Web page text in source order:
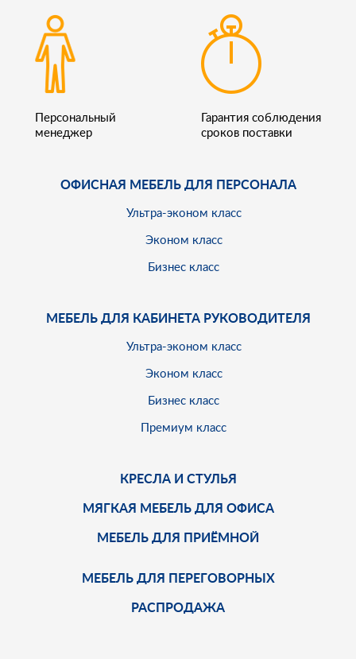
Персональный
менеджер
Гарантия соблюдения
сроков поставки
ОФИСНАЯ МЕБЕЛЬ ДЛЯ ПЕРСОНАЛА
Ультра-эконом класс
Эконом класс
Бизнес класс
МЕБЕЛЬ ДЛЯ КАБИНЕТА РУКОВОДИТЕЛЯ
Ультра-эконом класс
Эконом класс
Бизнес класс
Премиум класс
КРЕСЛА И СТУЛЬЯ
МЯГКАЯ МЕБЕЛЬ ДЛЯ ОФИСА
МЕБЕЛЬ ДЛЯ ПРИЁМНОЙ
МЕБЕЛЬ ДЛЯ ПЕРЕГОВОРНЫХ
РАСПРОДАЖА